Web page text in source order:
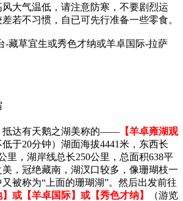
大气温低，请注意防寒，不要剧烈运
若不习惯，自已可先行准备一些零食。
-藏草宜生或秀色才纳或羊卓国际-拉萨
抵达有天鹅之湖美称的—— 【羊卓雍湖观
低于20分钟）湖面海拔4441米，东西长
里，湖岸线总长250公里，总面积638平
，冠绝藏南，湖汊口较多，像珊瑚枝一
被称为“上面的珊瑚湖”。然后出发前往
】或【羊卓国际】或【秀色才纳】
（游览